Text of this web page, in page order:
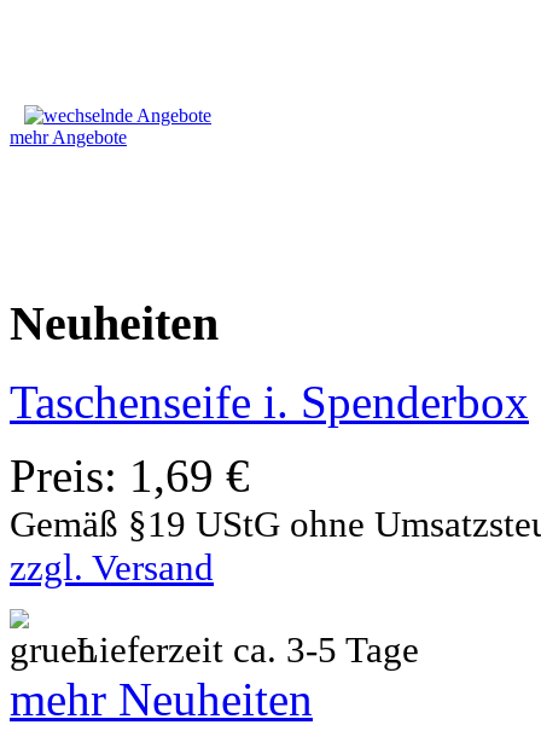
mehr Angebote
Neuheiten
Taschenseife i. Spenderbox
Preis: 1,69 €
Gemäß §19 UStG ohne
zzgl. Versand
Lieferzeit ca. 3-5 Tage
mehr Neuheiten